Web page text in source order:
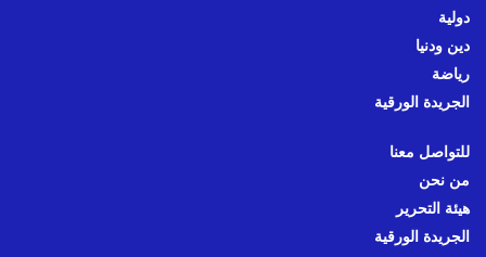
دولية
دين ودنيا
رياضة
الجريدة الورقية
للتواصل معنا
من نحن
هيئة التحرير
الجريدة الورقية